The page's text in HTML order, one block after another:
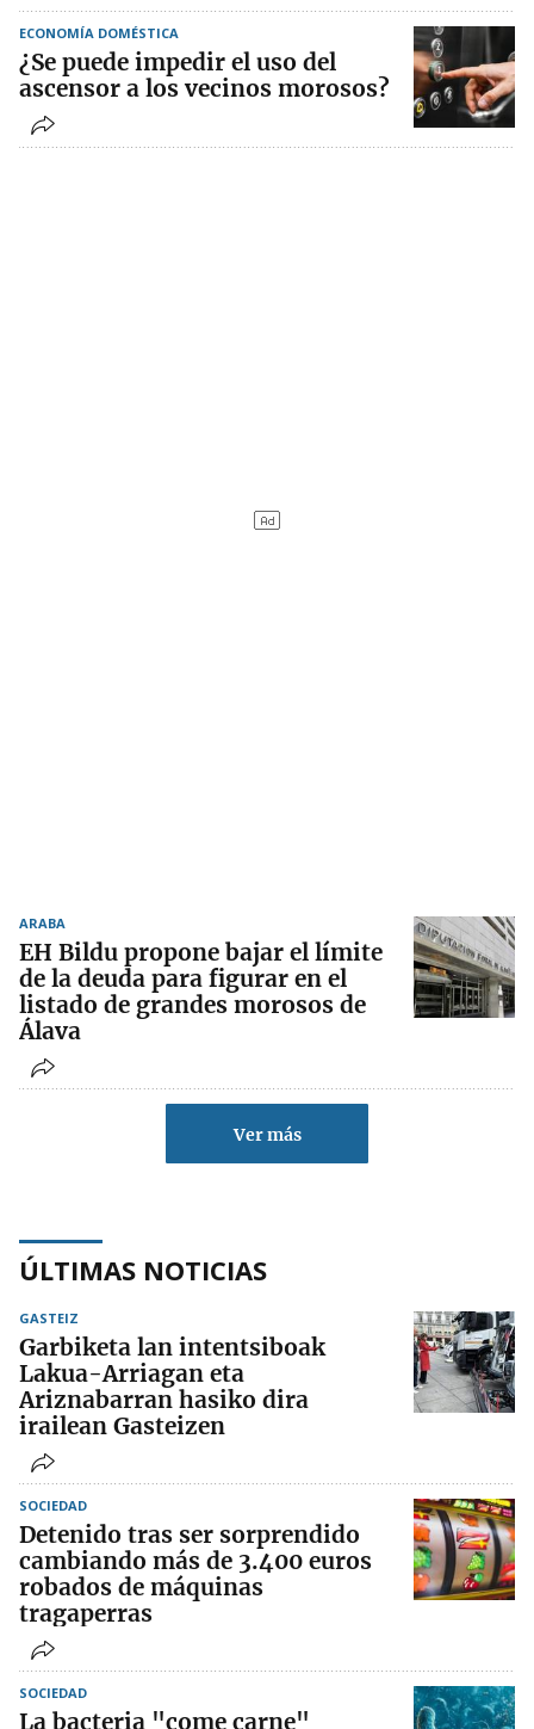
ECONOMÍA DOMÉSTICA
¿Se puede impedir el uso del
ascensor a los vecinos morosos?
ARABA
EH Bildu propone bajar el límite
de la deuda para figurar en el
listado de grandes morosos de
Álava
Ver más
ÚLTIMAS NOTICIAS
GASTEIZ
Garbiketa lan intentsiboak
Lakua-Arriagan eta
Ariznabarran hasiko dira
irailean Gasteizen
SOCIEDAD
Detenido tras ser sorprendido
cambiando más de 3.400 euros
robados de máquinas
tragaperras
SOCIEDAD
La bacteria "come carne"